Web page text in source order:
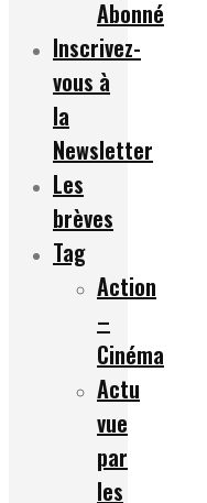
Abonné
Inscrivez-
vous à
la
Newsletter
Les
brèves
Tag
Action
–
Cinéma
Actu
vue
par
les